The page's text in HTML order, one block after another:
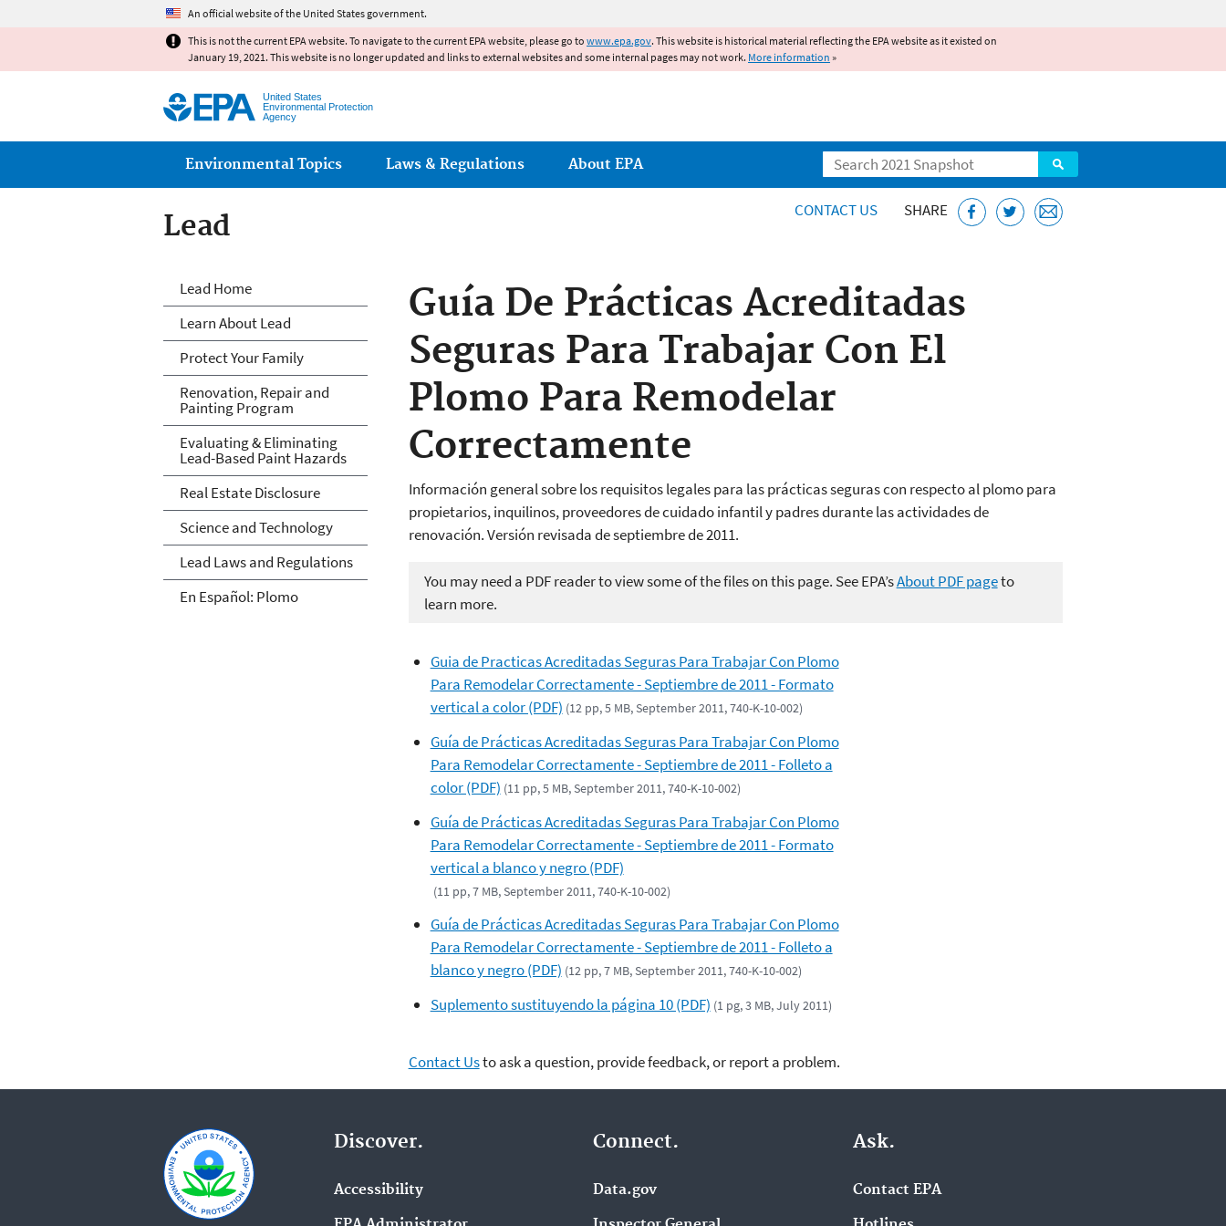
An official website of the United States government.
This is not the current EPA website. To navigate to the current EPA website, please go to www.epa.gov. This website is historical material reflecting the EPA website as it existed on
January 19, 2021. This website is no longer updated and links to external websites and some internal pages may not work. More information »
United States
Environmental Protection
Agency
Search
Main menu
Environmental Topics Laws & Regulations About EPA
Lead CONTACT US SHARE
Guía De Prácticas Acreditadas
Seguras Para Trabajar Con El
Plomo Para Remodelar
Correctamente
Información general sobre los requisitos legales para las prácticas seguras con respecto al plomo para
propietarios, inquilinos, proveedores de cuidado infantil y padres durante las actividades de
renovación. Versión revisada de septiembre de 2011.
You may need a PDF reader to view some of the files on this page. See EPA’sAbout PDF pageto
learn more.
Guia de Practicas Acreditadas Seguras Para Trabajar Con Plomo
Para Remodelar Correctamente - Septiembre de 2011 - Formato
vertical a color (PDF) (12 pp, 5 MB, September 2011, 740-K-10-002)
Guía de Prácticas Acreditadas Seguras Para Trabajar Con Plomo
Para Remodelar Correctamente - Septiembre de 2011 - Folleto a
color (PDF) (11 pp, 5 MB, September 2011, 740-K-10-002)
Guía de Prácticas Acreditadas Seguras Para Trabajar Con Plomo
Para Remodelar Correctamente - Septiembre de 2011 - Formato
vertical a blanco y negro (PDF)
(11 pp, 7 MB, September 2011, 740-K-10-002)
Guía de Prácticas Acreditadas Seguras Para Trabajar Con Plomo
Para Remodelar Correctamente - Septiembre de 2011 - Folleto a
blanco y negro (PDF) (12 pp, 7 MB, September 2011, 740-K-10-002)
Suplemento sustituyendo la página 10 (PDF) (1 pg, 3 MB, July 2011)
Contact Usto ask a question, provide feedback, or report a problem.
Lead
Lead Home
Learn About Lead
Protect Your Family
Renovation, Repair and
Painting Program
Evaluating & Eliminating
Lead-Based Paint Hazards
Real Estate Disclosure
Science and Technology
Lead Laws and Regulations
En Español: Plomo
Discover.
Accessibility
Connect.
Data.gov
Ask.
Contact EPA